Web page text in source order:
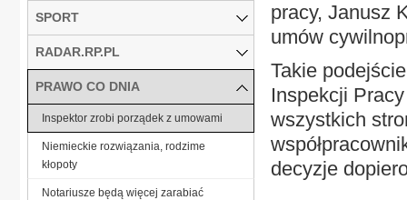
pracy, Janusz
umów
Takie
Inspekcji
wszystkich
decyzje
SPORT
RADAR.RP.PL
PRAWO CO DNIA
Inspektor zrobi porządek z umowami
Niemieckie rozwiązania, rodzime
kłopoty
Notariusze będą więcej zarabiać